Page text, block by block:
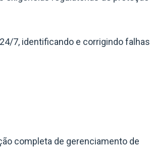
7, identificando e corrigindo falhas
completa de gerenciamento de